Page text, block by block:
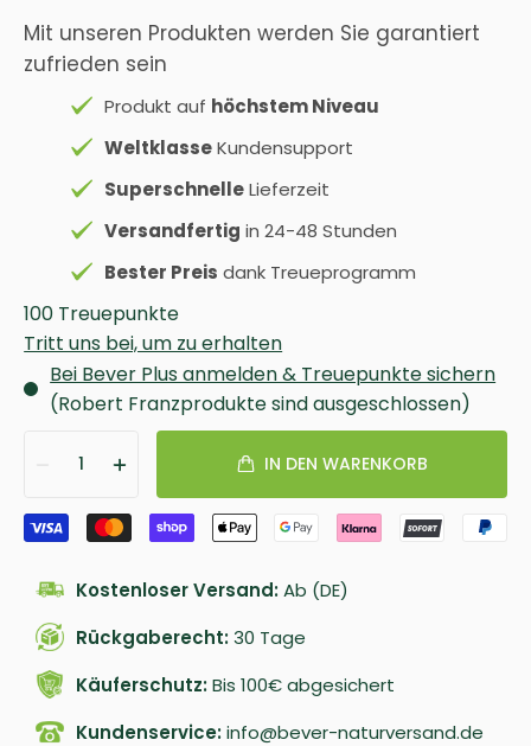
Mit unseren Produkten werden Sie garantiert
zufrieden sein
Produkt auf höchstem Niveau
WeltklasseKundensupport
SuperschnelleLieferzeit
Versandfertig in 24-48 Stunden
Bester Preis dank Treueprogramm
100 Treuepunkte
Tritt uns bei, um zu erhalten
Bei Bever Plus anmelden & Treuepunkte sichern
(Robert Franzprodukte sind ausgeschlossen)
1 IN DEN WARENKORB
Kostenloser Versand:Ab (DE)
Rückgaberecht:30 Tage
Käuferschutz:Bis 100€ abgesichert
Kundenservice:info@bever-naturversand.de